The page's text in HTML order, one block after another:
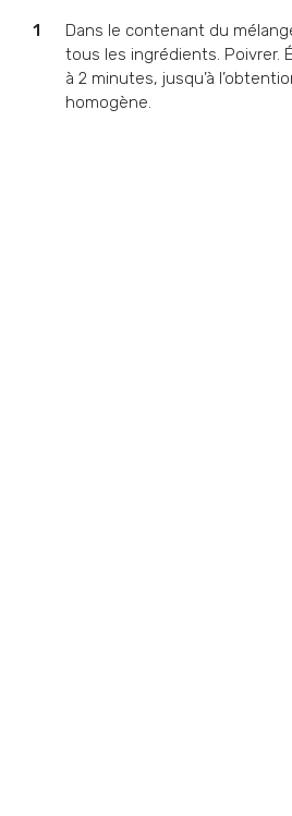
Dans le contenant du
tous les ingrédients. Poivrer.
à 2 minutes, jusqu’à
homogène.